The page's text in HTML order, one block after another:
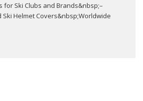
for Ski Clubs and Brands&nbsp;–
Ski Helmet Covers&nbsp;Worldwide